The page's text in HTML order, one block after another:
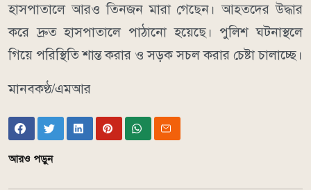
হাসপাতালে আরও তিনজন মারা গেছেন। আহতদের উদ্ধার
করে দ্রুত হাসপাতালে পাঠানো হয়েছে। পুলিশ ঘটনাস্থলে
গিয়ে পরিস্থিতি শান্ত করার ও সড়ক সচল করার চেষ্টা চালাচ্ছে।
মানবকণ্ঠ/এমআর
আরও পড়ুন